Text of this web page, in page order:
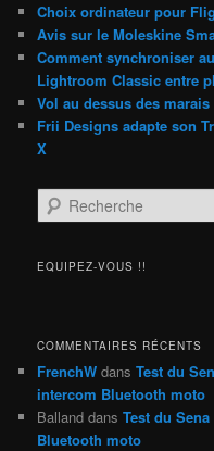
Choix ordinateur pour
Avis sur le Moleskine
Comment synchroniser
Lightroom Classic entre
Vol au dessus des
Frii Designs adapte son
X
e
h
h
e
EQUIPEZ-VOUS !!
COMMENTAIRES RÉCENTS
FrenchW dansTest du
intercom Bluetooth moto
Balland dansTest du
Bluetooth moto